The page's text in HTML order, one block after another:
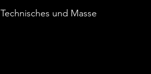
Technisches und Masse